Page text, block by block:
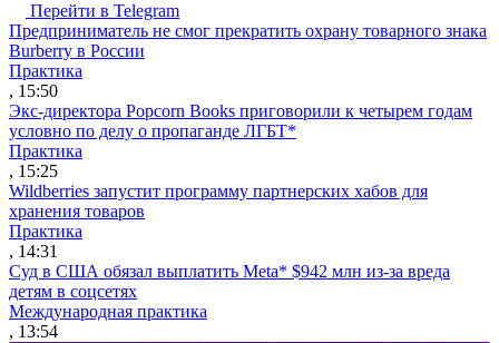
Перейти в Telegram
Предприниматель не смог прекратить охрану товарного знака
Burberry в России
Практика
, 15:50
Экс-директора Popcorn Books приговорили к четырем годам
условно по делу о пропаганде ЛГБТ*
Практика
, 15:25
Wildberries запустит программу партнерских хабов для
хранения товаров
Практика
, 14:31
Суд в США обязал выплатить Meta* $942 млн из-за вреда
детям в соцсетях
Международная практика
, 13:54